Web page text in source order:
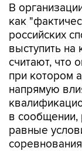
В
как
российских
выступить
считают, что
при котором
напрямую
в сообщении,
равные